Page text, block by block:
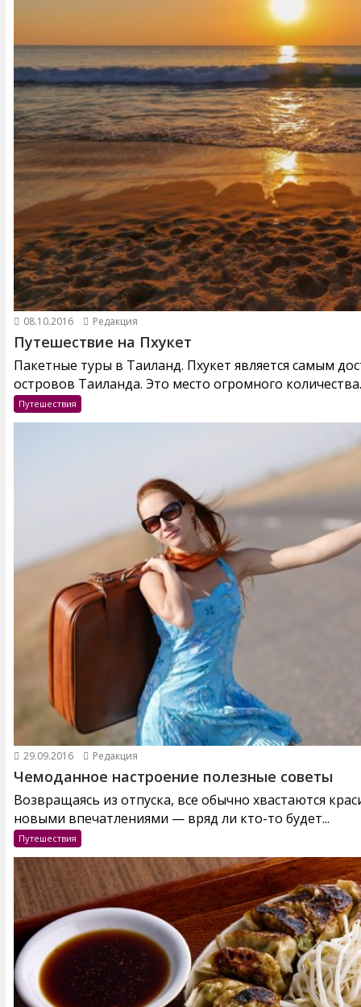
08.10.2016 Редакция
Путешествие на Пхукет
Пакетные туры в Таиланд. Пхукет является самым
островов Таиланда. Это место огромного
Путешествия
29.09.2016 Редакция
Чемоданное настроение полезные советы
Возвращаясь из отпуска, все обычно хвастаются
новыми впечатлениями — вряд ли кто-то будет...
Путешествия